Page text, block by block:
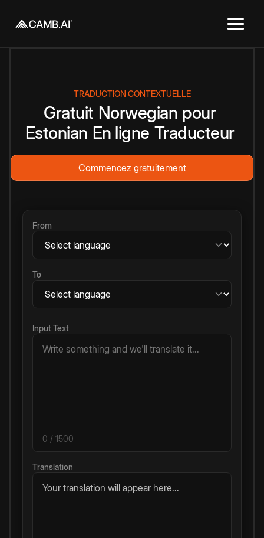
TRADUCTION CONTEXTUELLE
Gratuit Norwegian pour
Estonian En ligne Traducteur
Commencez gratuitement
From
To
Input Text
0 / 1500
Translation
Your translation will appear here...